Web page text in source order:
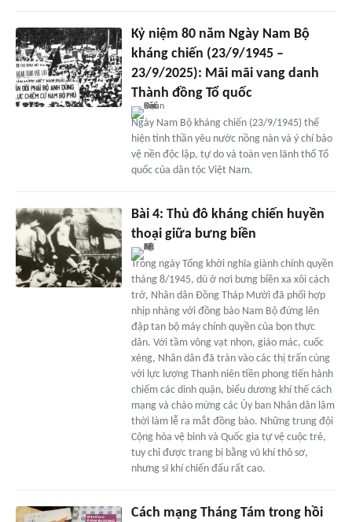
Kỷ niệm 80 năm Ngày Nam Bộ
kháng chiến (23/9/1945 –
23/9/2025): Mãi mãi vang danh
Thành đồng Tổ quốc
Ngày Nam Bộ kháng chiến (23/9/1945) thể
hiện tinh thần yêu nước nồng nàn và ý chí bảo
vệ nền độc lập, tự do và toàn vẹn lãnh thổ Tổ
quốc của dân tộc Việt Nam.
Bài 4: Thủ đô kháng chiến huyền
thoại giữa bưng biền
Trong ngày Tổng khởi nghĩa giành chính quyền
tháng 8/1945, dù ở nơi bưng biền xa xôi cách
trở, Nhân dân Đồng Tháp Mười đã phối hợp
nhịp nhàng với đồng bào Nam Bộ đứng lên
đập tan bộ máy chính quyền của bọn thực
dân. Với tầm vông vạt nhọn, giáo mác, cuốc
xẻng, Nhân dân đã tràn vào các thị trấn cùng
với lực lượng Thanh niên tiền phong tiến hành
chiếm các dinh quận, biểu dương khí thế cách
mạng và chào mừng các Ủy ban Nhân dân lâm
thời làm lễ ra mắt đồng bào. Những trung đội
Cộng hòa vệ binh và Quốc gia tự vệ cuộc trẻ,
tuy chỉ được trang bị bằng vũ khí thô sơ,
nhưng sĩ khí chiến đấu rất cao.
Cách mạng Tháng Tám trong hồi